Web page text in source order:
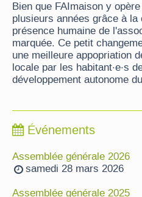
Bien que FAImaison y
plusieurs années grâce à
présence humaine de
marquée. Ce petit
une meilleure appopriation
locale par les habitant·e·s
développement autonome
Événements
Assemblée générale 2026
samedi 28 mars 2026
Assemblée générale 2025